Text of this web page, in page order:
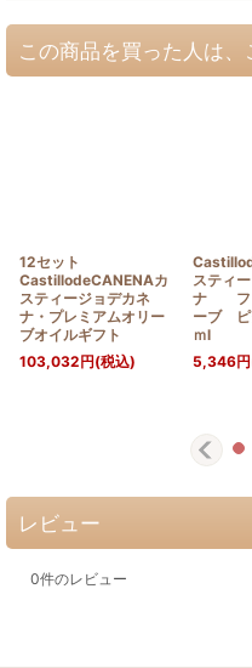
この商品を買った人は
12セット
CastillodeCANENAカ
スティージョデカネ
ナ・プレミアムオリー
ブオイルギフト
103,032円(税込)
スティ
ナ フ
ーブ
ｍⅼ
5,346円
レビュー
0件のレビュー